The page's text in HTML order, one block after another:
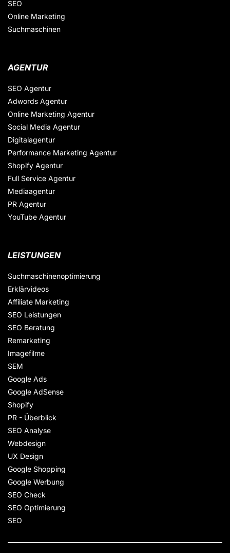
SEO
Online Marketing
Suchmaschinen
AGENTUR
SEO Agentur
Adwords Agentur
Online Marketing Agentur
Social Media Agentur
Digitalagentur
Performance Marketing Agentur
Shopify Agentur
Full Service Agentur
Mediaagentur
PR Agentur
YouTube Agentur
LEISTUNGEN
Suchmaschinenoptimierung
Erklärvideos
Affiliate Marketing
SEO Leistungen
SEO Beratung
Remarketing
Imagefilme
SEM
Google Ads
Google AdSense
Shopify
PR - Überblick
SEO Analyse
Webdesign
UX Design
Google Shopping
Google Werbung
SEO Check
SEO Optimierung
SEO